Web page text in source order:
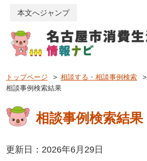
本文へジャンプ
トップページ > 相談する・相談事例検索 >
相談事例検索結果
相談事例検索結果
更新日：2026年6月29日